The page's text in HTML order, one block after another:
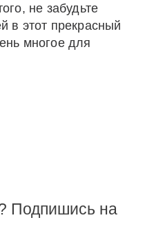
не забудьте
в этот прекрасный
многое для
Подпишись на